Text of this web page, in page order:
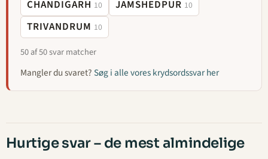
CHANDIGARH 10 JAMSHEDPUR 10
TRIVANDRUM 10
50 af 50 svar matcher
Mangler du svaret?Søg i alle vores krydsordssvar her
Hurtige svar – de mest almindelige